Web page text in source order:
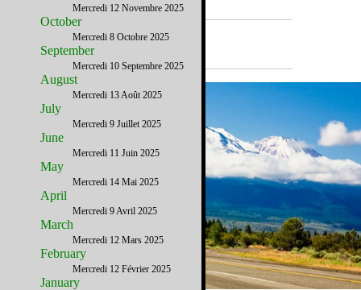
A la Une
Mercredi 12 Novembre 2025
October
Mercredi 8 Octobre 2025
September
Mercredi 10 Septembre 2025
August
Mercredi 13 Août 2025
July
Mercredi 9 Juillet 2025
June
Mercredi 11 Juin 2025
May
Mercredi 14 Mai 2025
April
Mercredi 9 Avril 2025
March
Mercredi 12 Mars 2025
February
Mercredi 12 Février 2025
January